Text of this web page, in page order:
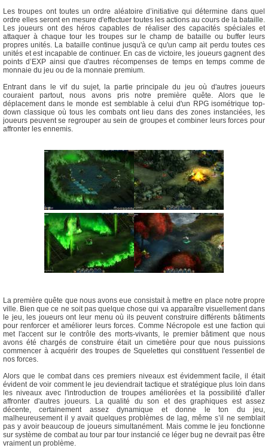
Les troupes ont toutes un ordre aléatoire d’initiative qui détermine dans quel
ordre elles seront en mesure d'effectuer toutes les actions au cours de la bataille.
Les joueurs ont des héros capables de réaliser des capacités spéciales et
attaquer à chaque tour les troupes sur le champ de bataille ou buffer leurs
propres unités. La bataille continue jusqu'à ce qu'un camp ait perdu toutes ces
unités et est incapable de continuer. En cas de victoire, les joueurs gagnent des
points d’EXP ainsi que d'autres récompenses de temps en temps comme de
monnaie du jeu ou de la monnaie premium.
Entrant dans le vif du sujet, la partie principale du jeu où d'autres joueurs
couraient partout, nous avons pris notre première quête. Alors que le
déplacement dans le monde est semblable à celui d'un RPG isométrique top-
down classique où tous les combats ont lieu dans des zones instanciées, les
joueurs peuvent se regrouper au sein de groupes et combiner leurs forces pour
affronter les ennemis.
La première quête que nous avons eue consistait à mettre en place notre propre
ville. Bien que ce ne soit pas quelque chose qui va apparaître visuellement dans
le jeu, les joueurs ont leur menu où ils peuvent construire différents bâtiments
pour renforcer et améliorer leurs forces. Comme Nécropole est une faction qui
met l'accent sur le contrôle des morts-vivants, le premier bâtiment que nous
avons été chargés de construire était un cimetière pour que nous puissions
commencer à acquérir des troupes de Squelettes qui constituent l'essentiel de
nos forces.
Alors que le combat dans ces premiers niveaux est évidemment facile, il était
évident de voir comment le jeu deviendrait tactique et stratégique plus loin dans
les niveaux avec l'introduction de troupes améliorées et la possibilité d'aller
affronter d'autres joueurs. La qualité du son et des graphiques est assez
décente, certainement assez dynamique et donne le ton du jeu,
malheureusement il y avait quelques problèmes de lag, même s’il ne semblait
pas y avoir beaucoup de joueurs simultanément. Mais comme le jeu fonctionne
sur système de combat au tour par tour instancié ce léger bug ne devrait pas être
vraiment un problème.